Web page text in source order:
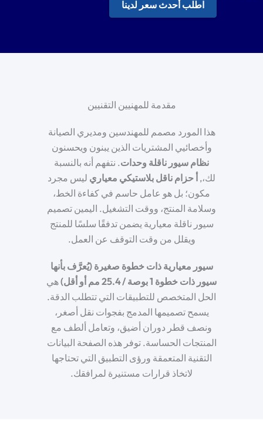
اطلب أحدث سعر لدينا
مقدمة للمهنيين التقنيين
هذا المورد مصمم للمهندسين ومديري الصيانة
وأخصائيي المشتريات الذين يبنون ويحسنون
نظام سيور ناقلة وحدات. نتفهم أنه بالنسبة
لك،, أ حزام ناقل بلاستيكي معياري ليس مجرد
مكون؛ بل هو عامل حاسم في كفاءة الخط،
وسلامة المنتج، ووقت التشغيل. اليمين تصميم
سيور ناقلة معيارية يضمن تدفقًا سلسًا للمنتج
ويقلل من وقت التوقف عن العمل.
سيور معيارية ذات خطوة صغيرة (يُعرَّف بأنها
سيور ذات خطوة 1 بوصة / 25.4 مم أو أقل)
هي
الحل المتخصص للتطبيقات التي تتطلب الدقة.
يسمح تصميمها المدمج بفجوات نقل أصغر،
ونصف قطر دوران أضيق، وتعامل ألطف مع
المنتجات الحساسة. توفر هذه الصفحة البيانات
التقنية المتعمقة ورؤى التطبيق التي تحتاجها
لاتخاذ قرارات مستنيرة لمرافقك.